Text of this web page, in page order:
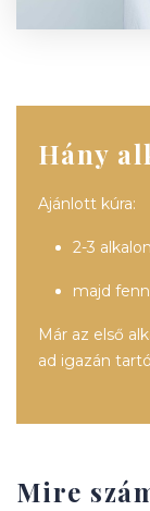
Hány
Ajánlott kúra:
2-3
majd
Már az első
ad igazán
Mire